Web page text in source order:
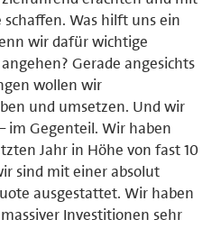
Was hilft uns ein
wir dafür wichtige
Gerade angesichts
wollen wir
und umsetzen. Und wir
im Gegenteil. Wir haben
Jahr in Höhe von fast 10
sind mit einer absolut
ausgestattet. Wir haben
Investitionen sehr